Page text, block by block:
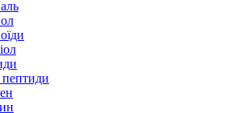
пептиди